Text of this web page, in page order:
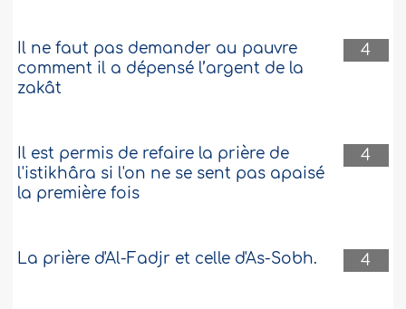
4
Il ne faut pas demander au pauvre
comment il a dépensé l’argent de la
zakât
4
Il est permis de refaire la prière de
l'istikhâra si l'on ne se sent pas apaisé
la première fois
4
La prière d'Al-Fadjr et celle d'As-Sobh.